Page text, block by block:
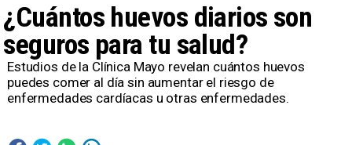
¿Cuántos huevos diarios son
seguros para tu salud?
Estudios de la Clínica Mayo revelan cuántos huevos
puedes comer al día sin aumentar el riesgo de
enfermedades cardíacas u otras enfermedades.